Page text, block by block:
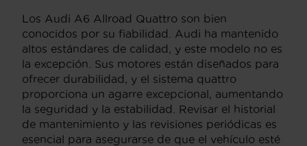
Los Audi A6 Allroad Quattro son bien
conocidos por su fiabilidad. Audi ha mantenido
altos estándares de calidad, y este modelo no es
la excepción. Sus motores están diseñados para
ofrecer durabilidad, y el sistema quattro
proporciona un agarre excepcional, aumentando
la seguridad y la estabilidad. Revisar el historial
de mantenimiento y las revisiones periódicas es
esencial para asegurarse de que el vehículo esté